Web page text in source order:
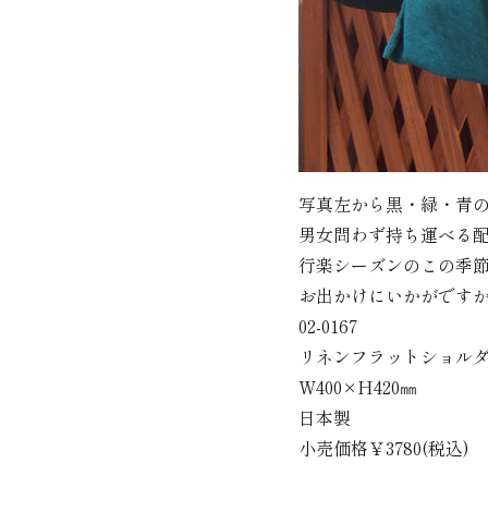
写真左から黒・緑・青
男女問わず持ち運べる
行楽シーズンのこの季
お出かけにいかがです
02-0167
リネンフラットショル
W400×H420㎜
日本製
小売価格￥3780(税込)